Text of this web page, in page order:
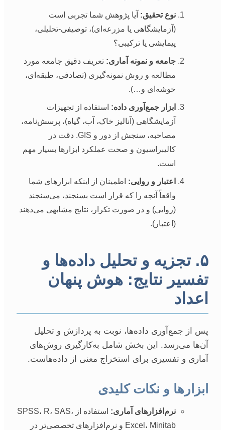
نوع تحقیق: آیا پژوهش شما تجربی است
(آزمایشگاهی یا مزرعه‌ای)، توصیفی-تحلیلی،
پیمایشی یا ترکیبی؟
جامعه و نمونه آماری: تعریف دقیق جامعه مورد
مطالعه و روش نمونه‌گیری (تصادفی، طبقه‌ای،
خوشه‌ای و…).
ابزار جمع‌آوری داده: استفاده از تجهیزات
آزمایشگاهی (آنالیز خاک، آب، گیاه)، پرسش‌نامه،
مصاحبه، سنجش از دور و GIS. دقت در
کالیبراسیون و صحت عملکرد ابزارها بسیار مهم
است.
اعتبار و روایی: اطمینان از اینکه ابزارهای شما
واقعاً آنچه را که قرار است بسنجند، می‌سنجند
(روایی) و در صورت تکرار، نتایج مشابهی می‌دهند
(اعتبار).
۵. تجزیه و تحلیل داده‌ها و
تفسیر نتایج: هوش پنهان
اعداد
پس از جمع‌آوری داده‌ها، نوبت به پردازش و تحلیل
آن‌ها می‌رسد. این بخش شامل به‌کارگیری روش‌های
آماری و تفسیری برای استخراج معنی از داده‌هاست.
ابزارها و نکات کلیدی
نرم‌افزارهای آماری:
استفاده از SPSS، R، SAS،
Excel، Minitab و نرم‌افزارهای تخصصی‌تر در